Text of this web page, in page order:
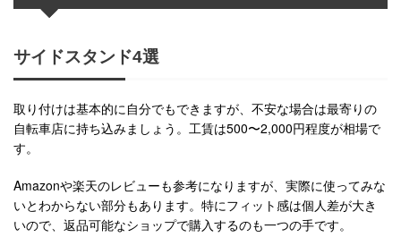
サイドスタンド4選
取り付けは基本的に自分でもできますが、不安な場合は最寄りの
自転車店に持ち込みましょう。工賃は500〜2,000円程度が相場で
す。
Amazonや楽天のレビューも参考になりますが、実際に使ってみな
いとわからない部分もあります。特にフィット感は個人差が大き
いので、返品可能なショップで購入するのも一つの手です。